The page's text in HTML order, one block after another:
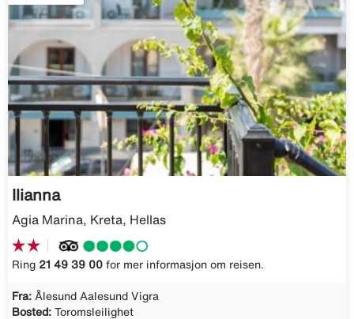
Ilianna
Agia Marina, Kreta, Hellas
Ring 21 49 39 00 for mer informasjon om reisen.
Fra: Ålesund Aalesund Vigra
Bosted: Toromsleilighet